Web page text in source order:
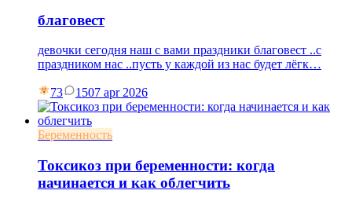
благовест
девочки сегодня наш с вами праздники благовест ..с
праздником нас ..пусть у каждой из нас будет лёгк…
73 1507 apr 2026
Беременность
Токсикоз при беременности: когда
начинается и как облегчить